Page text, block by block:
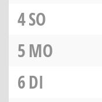
4SO
5MO
6DI